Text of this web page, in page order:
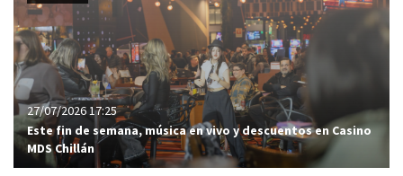
27/07/2026 17:25
Este fin de semana, música en vivo y descuentos en Casino
MDS Chillán